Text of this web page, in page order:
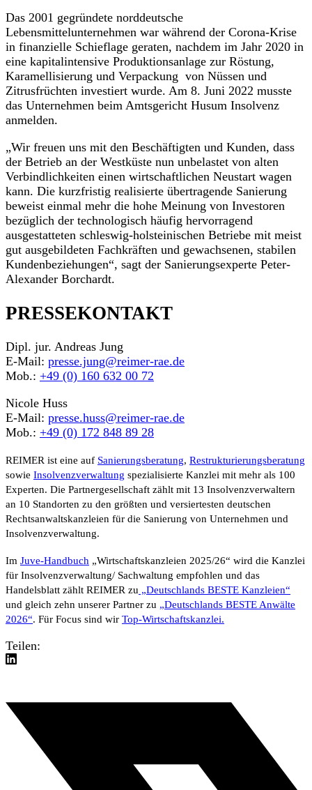
Das 2001 gegründete norddeutsche
Lebensmittelunternehmen war während der Corona-Krise
in finanzielle Schieflage geraten, nachdem im Jahr 2020 in
eine kapitalintensive Produktionsanlage zur Röstung,
Karamellisierung und Verpackung von Nüssen und
Zitrusfrüchten investiert wurde. Am 8. Juni 2022 musste
das Unternehmen beim Amtsgericht Husum Insolvenz
anmelden.
„Wir freuen uns mit den Beschäftigten und Kunden, dass
der Betrieb an der Westküste nun unbelastet von alten
Verbindlichkeiten einen wirtschaftlichen Neustart wagen
kann. Die kurzfristig realisierte übertragende Sanierung
beweist einmal mehr die hohe Meinung von Investoren
bezüglich der technologisch häufig hervorragend
ausgestatteten schleswig-holsteinischen Betriebe mit meist
gut ausgebildeten Fachkräften und gewachsenen, stabilen
Kundenbeziehungen“, sagt der Sanierungsexperte Peter-
Alexander Borchardt.
PRESSEKONTAKT
Dipl. jur. Andreas Jung
E-Mail: presse.jung@reimer-rae.de
Mob.: +49 (0) 160 632 00 72
Nicole Huss
E-Mail: presse.huss@reimer-rae.de
Mob.: +49 (0) 172 848 89 28
REIMER ist eine auf Sanierungsberatung, Restrukturierungsberatung
sowie Insolvenzverwaltung spezialisierte Kanzlei mit mehr als 100
Experten. Die Partnergesellschaft zählt mit 13 Insolvenzverwaltern
an 10 Standorten zu den größten und versiertesten deutschen
Rechtsanwaltskanzleien für die Sanierung von Unternehmen und
Insolvenzverwaltung.
Im Juve-Handbuch „Wirtschaftskanzleien 2025/26“ wird die Kanzlei
für Insolvenzverwaltung/ Sachwaltung empfohlen und das
Handelsblatt zählt REIMER zu „Deutschlands BESTE Kanzleien“
und gleich zehn unserer Partner zu „Deutschlands BESTE Anwälte
2026“. Für Focus sind wir Top-Wirtschaftskanzlei.
Teilen: